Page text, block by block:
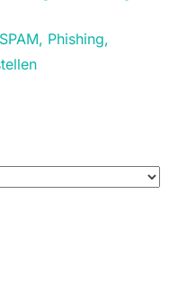
Phishing,